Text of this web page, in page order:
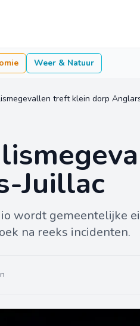
Weer & Natuur
treft klein dorp
Juillac
wordt gemeentelijke
na reeks incidenten.